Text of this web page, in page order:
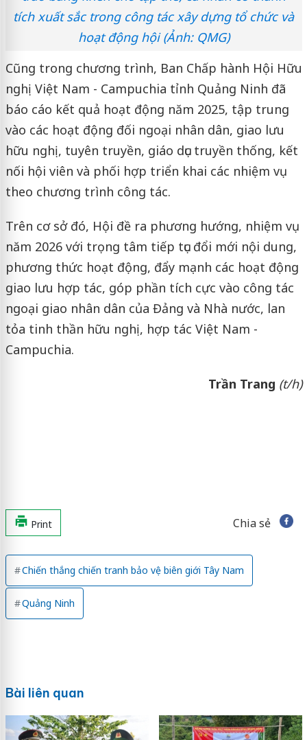
tích xuất sắc trong công tác xây dựng tổ chức và
hoạt động hội (Ảnh: QMG)
Cũng trong chương trình, Ban Chấp hành Hội Hữu
nghị Việt Nam - Campuchia tỉnh Quảng Ninh đã
báo cáo kết quả hoạt động năm 2025, tập trung
vào các hoạt động đối ngoại nhân dân, giao lưu
hữu nghị, tuyên truyền, giáo dục truyền thống, kết
nối hội viên và phối hợp triển khai các nhiệm vụ
theo chương trình công tác.
Trên cơ sở đó, Hội đề ra phương hướng, nhiệm vụ
năm 2026 với trọng tâm tiếp tục đổi mới nội dung,
phương thức hoạt động, đẩy mạnh các hoạt động
giao lưu hợp tác, góp phần tích cực vào công tác
ngoại giao nhân dân của Đảng và Nhà nước, lan
tỏa tinh thần hữu nghị, hợp tác Việt Nam -
Campuchia.
Trần Trang (t/h)
Print Chia sẻ
Chiến thắng chiến tranh bảo vệ biên giới Tây Nam
Quảng Ninh
Bài liên quan